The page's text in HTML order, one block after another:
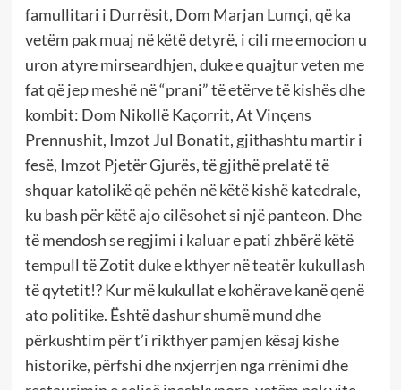
famullitari i Durrësit, Dom Marjan Lumçi, që ka
vetëm pak muaj në këtë detyrë, i cili me emocion u
uron atyre mirseardhjen, duke e quajtur veten me
fat që jep meshë në “prani” të etërve të kishës dhe
kombit: Dom Nikollë Kaçorrit, At Vinçens
Prennushit, Imzot Jul Bonatit, gjithashtu martir i
fesë, Imzot Pjetër Gjurës, të gjithë prelatë të
shquar katolikë që pehën në këtë kishë katedrale,
ku bash për këtë ajo cilësohet si një panteon. Dhe
të mendosh se regjimi i kaluar e pati zhbërë këtë
tempull të Zotit duke e kthyer në teatër kukullash
të qytetit!? Kur më kukullat e kohërave kanë qenë
ato politike. Është dashur shumë mund dhe
përkushtim për t’i rikthyer pamjen kësaj kishe
historike, përfshi dhe nxjerrjen nga rrënimi dhe